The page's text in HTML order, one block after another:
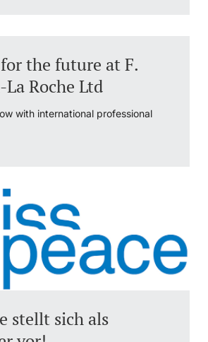
the future at F.
Roche Ltd
with international professional
stellt sich als